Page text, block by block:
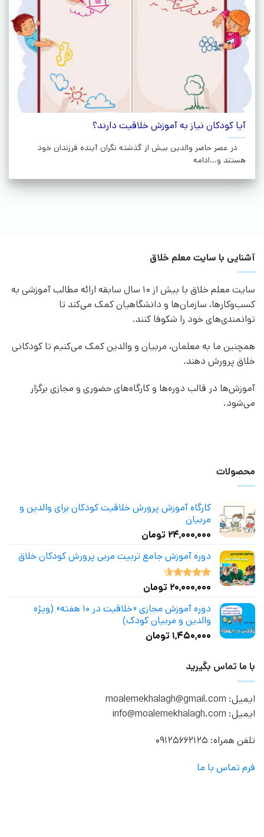
آیا کودکان نیاز به آموزش خلاقیت دارند؟
در عصر حاضر والدین بیش از گذشته نگران آینده فرزندان خود
هستند و...ادامه
آشنایی با سایت معلم خلاق
سایت معلم خلاق با بیش از 10 سال سابقه ارائه مطالب آموزشی به
کسب‌وکارها، سازمان‌ها و دانشگاهیان کمک می‌کند تا
توانمندی‌های خود را شکوفا کنند.
همچنین ما به معلمان، مربیان و والدین کمک می‌کنیم تا کودکانی
خلاق پرورش دهند.
آموزش‌ها در قالب دوره‌ها و کارگاه‌های حضوری و مجازی برگزار
می‌شود.
محصولات
کارگاه آموزش پرورش خلاقیت کودکان برای والدین و
مربیان
۲۴,۰۰۰,۰۰۰ تومان
دوره آموزش جامع تربیت مربی پرورش کودکان خلاق
نمره4.50
۲۰,۰۰۰,۰۰۰ تومان
دوره آموزش مجازی «خلاقیت در ۱۰ هفته» (ویژه
والدین و مربیان کودک)
۱,۴۵۰,۰۰۰ تومان
با ما تماس بگیرید
ایمیل: moalemekhalagh@gmail.com
ایمیل: info@moalemekhalagh.com
تلفن همراه: 09125662125
فرم تماس با ما